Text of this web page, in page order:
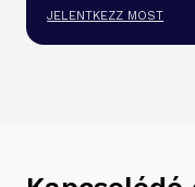
JELENTKEZZ MOST